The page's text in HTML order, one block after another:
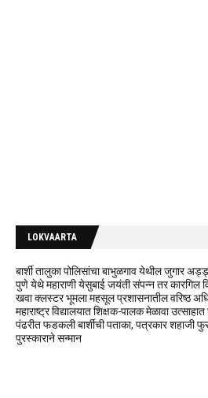
LOKVAARTA
बार्शी तालुका पोलिसांचा बाभुळगाव येथील जुगार
पुणे येथे महाराणी येसुबाई जयंती संपन्न तर कारगिल
खवा क्लस्टर भूमला महसूल प्रशासनातील वरिष्ठ
महाराष्ट्र विद्यालयात शिक्षक-पालक मेळावा
पंढरीत फडकली बार्शीची पताका, पत्रकार शहाजी
पुरस्काराने सन्मान